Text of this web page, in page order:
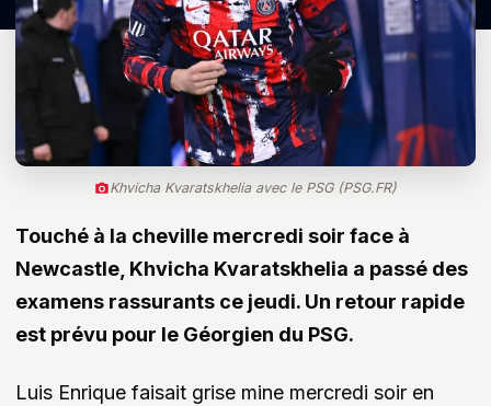
Khvicha Kvaratskhelia avec le PSG (PSG.FR)
Touché à la cheville mercredi soir face à
Newcastle, Khvicha Kvaratskhelia a passé des
examens rassurants ce jeudi. Un retour rapide
est prévu pour le Géorgien du PSG.
Luis Enrique faisait grise mine mercredi soir en